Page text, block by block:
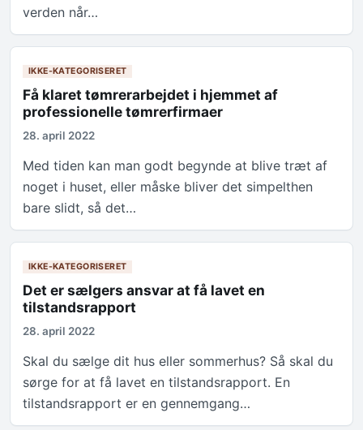
verden når…
IKKE-KATEGORISERET
Få klaret tømrerarbejdet i hjemmet af
professionelle tømrerfirmaer
28. april 2022
Med tiden kan man godt begynde at blive træt af
noget i huset, eller måske bliver det simpelthen
bare slidt, så det…
IKKE-KATEGORISERET
Det er sælgers ansvar at få lavet en
tilstandsrapport
28. april 2022
Skal du sælge dit hus eller sommerhus? Så skal du
sørge for at få lavet en tilstandsrapport. En
tilstandsrapport er en gennemgang…